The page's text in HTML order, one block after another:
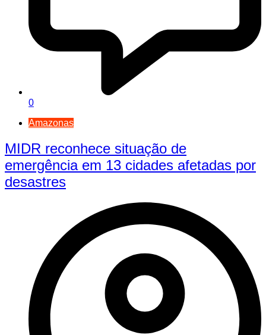
0
Amazonas
MIDR reconhece situação de
emergência em 13 cidades afetadas por
desastres